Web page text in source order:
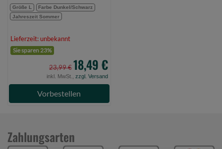
Größe L
Farbe Dunkel/Schwarz
Jahreszeit Sommer
Lieferzeit: unbekannt
Sie sparen 23%
23,99 €18,49 €
inkl. MwSt., zzgl. Versand
Vorbestellen
Zahlungsarten